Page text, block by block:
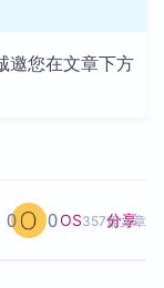
邀您在文章下方
OS357篇文章
0 0 分享